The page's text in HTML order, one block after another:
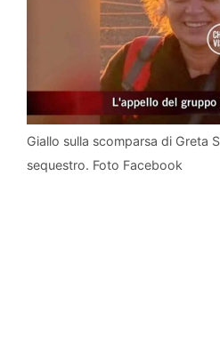
Giallo sulla scomparsa di Greta
sequestro. Foto Facebook